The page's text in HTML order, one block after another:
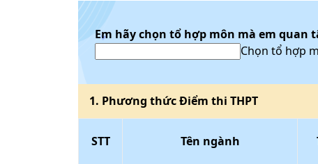
Em hãy chọn tổ hợp môn mà em quan
Chọn tổ hợp
1. Phương thứcĐiểm thi THPT
STT Tên ngành